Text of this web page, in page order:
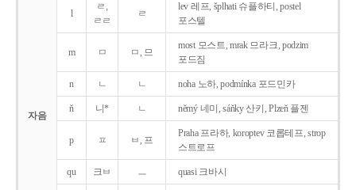
자음
l
ㄹ,
ㄹㄹ
ㄹ
lev 레프, šplhati 슈플하티, postel
포스텔
m ㅁ ㅁ, 므
most 모스트, mrak 므라크, podzim
포드짐
n ㄴ ㄴ noha 노하, podmínka 포드민카
ň 니* ㄴ němý 네미, sáňky 산키, Plzeň 플젠
p ㅍ ㅂ, 프
Praha 프라하, koroptev 코롭테프, strop
스트로프
qu 크ㅂ ㅡ quasi 크바시